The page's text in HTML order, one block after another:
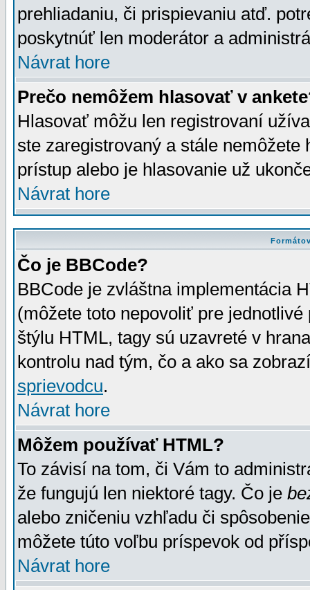
prehliadaniu, či prispievaniu atď.
poskytnúť len moderátor a
Návrat hore
Prečo nemôžem hlasovať v
Hlasovať môžu len registrovaní
ste zaregistrovaný a stále
prístup alebo je hlasovanie už
Návrat hore
Čo je BBCode?
BBCode je zvláštna implementácia
(môžete toto nepovoliť pre
štýlu HTML, tagy sú uzavreté v
kontrolu nad tým, čo a ako sa
sprievodcu.
Návrat hore
Môžem používať HTML?
To závisí na tom, či Vám to
že fungujú len niektoré tagy. Čo je
alebo zničeniu vzhľadu či
môžete túto voľbu príspevok od
Návrat hore